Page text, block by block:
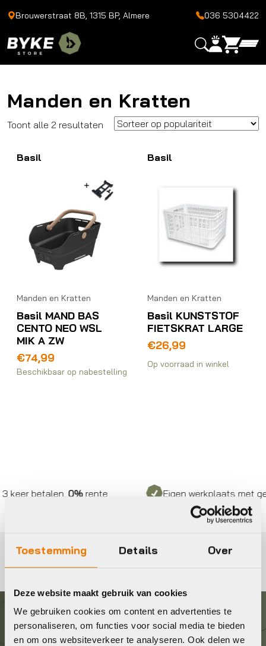
Toestemming Details Over
Deze website maakt gebruik van cookies
We gebruiken cookies om content en advertenties te
personaliseren, om functies voor social media te bieden
en om ons websiteverkeer te analyseren. Ook delen we
Brouwerstraat 8B, 1315 BP, Almere 036 5304422
Manden en Kratten
Toont alle 2 resultaten Gesorteerd
populariteit
Basil
Manden en Kratten
Basil MAND BAS
CENTO NEO WSL
MIK A ZW
€74,99
Beschikbaar op nabestelling
Basil
Manden en Kratten
Basil KUNSTSTOF
FIETSKRAT LARGE
€26,99
Op voorraad in winkel
betalen,0%rente Eigen werkplaats met
Graag in contact komen?